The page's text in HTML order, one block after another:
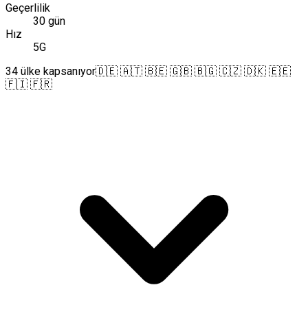
Geçerlilik
30 gün
Hız
5G
34 ülke kapsanıyor🇩🇪 🇦🇹 🇧🇪 🇬🇧 🇧🇬 🇨🇿 🇩🇰 🇪🇪
🇫🇮 🇫🇷